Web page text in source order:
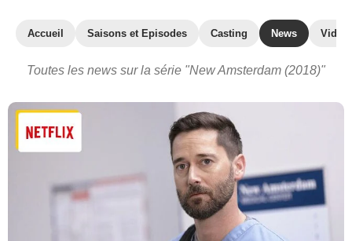
Accueil Saisons et Episodes Casting News
Toutes les news sur la série "New Amsterdam (2018)"